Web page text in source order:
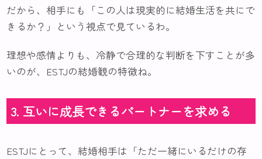
だから、相手にも「この人は現実的に結婚生活を共にで
きるか？」という視点で見ているわ。
理想や感情よりも、冷静で合理的な判断を下すことが多
いのが、ESTJの結婚観の特徴ね。
3. 互いに成長できるパートナーを求める
ESTJにとって、結婚相手は「ただ一緒にいるだけの存